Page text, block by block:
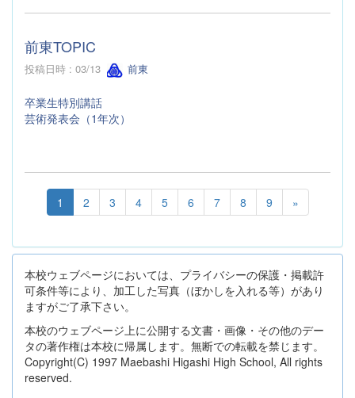
前東TOPIC
投稿日時 : 03/13 前東
卒業生特別講話
芸術発表会（1年次）
1 2 3 4 5 6 7 8 9 »
本校ウェブページにおいては、プライバシーの保護・掲載許
可条件等により、加工した写真（ぼかしを入れる等）があり
ますがご了承下さい。
本校のウェブページ上に公開する文書・画像・その他のデー
タの著作権は本校に帰属します。無断での転載を禁じます。
Copyright(C) 1997 Maebashi Higashi High School, All rights
reserved.